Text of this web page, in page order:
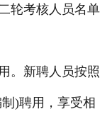
轮考核人员名单
新聘人员按照
)聘用，享受相